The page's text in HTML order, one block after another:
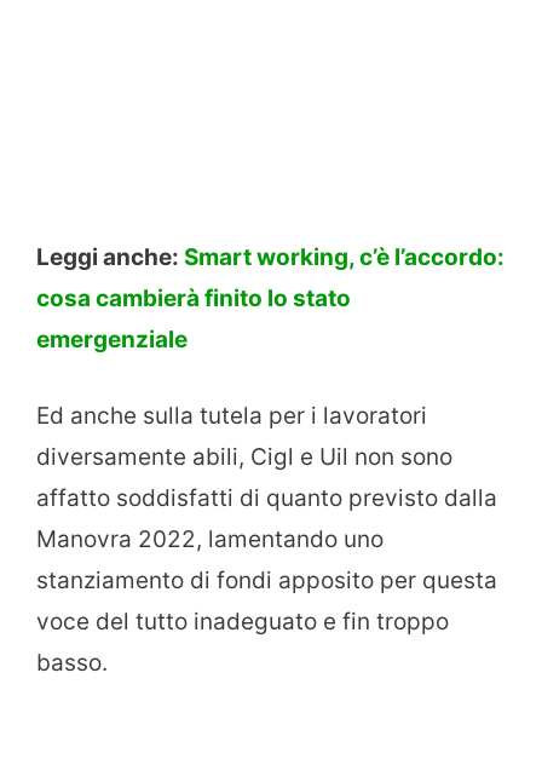
Leggi anche: Smart working, c’è l’accordo:
cosa cambierà finito lo stato
emergenziale
Ed anche sulla tutela per i lavoratori
diversamente abili, Cigl e Uil non sono
affatto soddisfatti di quanto previsto dalla
Manovra 2022, lamentando uno
stanziamento di fondi apposito per questa
voce del tutto inadeguato e fin troppo
basso.